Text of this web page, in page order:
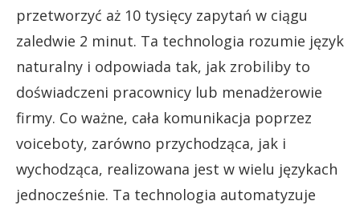
przetworzyć aż 10 tysięcy zapytań w ciągu
zaledwie 2 minut. Ta technologia rozumie język
naturalny i odpowiada tak, jak zrobiliby to
doświadczeni pracownicy lub menadżerowie
firmy. Co ważne, cała komunikacja poprzez
voiceboty, zarówno przychodząca, jak i
wychodząca, realizowana jest w wielu językach
jednocześnie. Ta technologia automatyzuje